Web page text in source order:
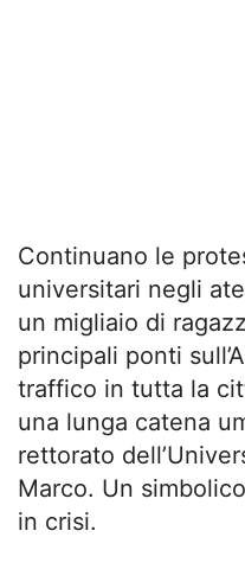
Continuano le
universitari negli
un migliaio di
principali ponti
traffico in tutta la
una lunga catena
rettorato
Marco. Un
in crisi.